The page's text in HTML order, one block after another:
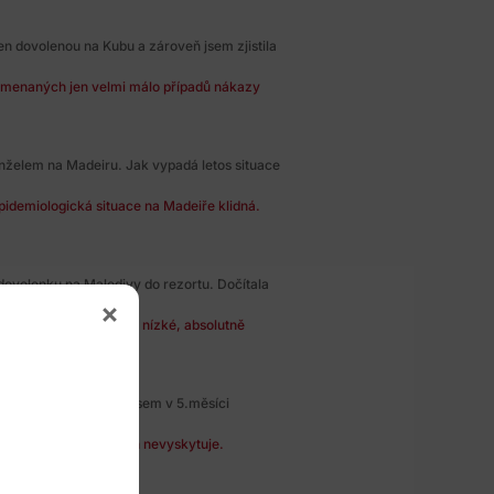
dovolenou na Kubu a zároveň jsem zjistila
jen velmi málo případů nákazy
na Madeiru. Jak vypadá letos situace
situace na Madeiře klidná.
na Maledivy do rezortu. Dočítala
Maledivách je velmi nízké, absolutně
na Maledivách. Jsem v 5.měsíci
době na Maledivách nevyskytuje.